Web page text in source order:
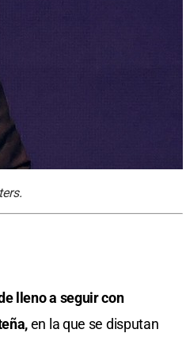
lleno a seguir con
en la que se disputan